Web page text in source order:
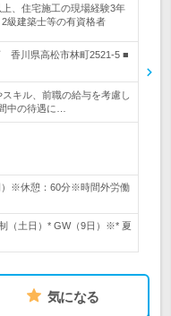
、住宅施工の現場経験3年
級建築士等の有資格者
香川県高松市林町2521-5 ■
キル、前職の給与を考慮し
中の待遇に…
）※休憩：60分※時間外労働
（土日）* GW（9日）※* 夏
気になる